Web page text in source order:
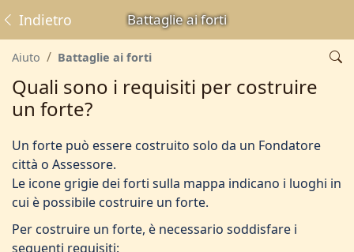
Battaglie ai forti
Indietro
Aiuto Battaglie ai forti
Quali sono i requisiti per costruire
un forte?
Un forte può essere costruito solo da un Fondatore
città o Assessore.
Le icone grigie dei forti sulla mappa indicano i luoghi in
cui è possibile costruire un forte.
Per costruire un forte, è necessario soddisfare i
seguenti requisiti: